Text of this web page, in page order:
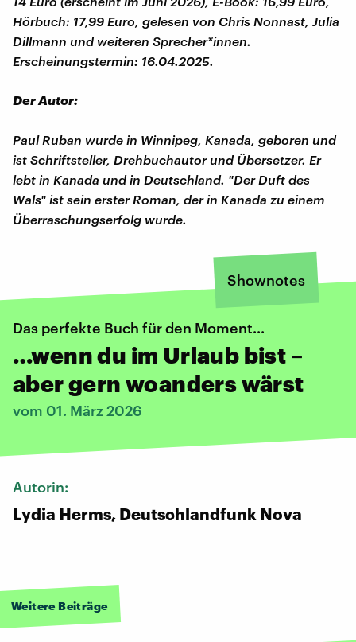
Hörbuch: 17,99 Euro, gelesen von Chris Nonnast, Julia
Dillmann und weiteren Sprecher*innen.
Erscheinungstermin: 16.04.2025.
Der Autor:
Paul Ruban wurde in Winnipeg, Kanada, geboren und
ist Schriftsteller, Drehbuchautor und Übersetzer. Er
lebt in Kanada und in Deutschland. "Der Duft des
Wals" ist sein erster Roman, der in Kanada zu einem
Überraschungserfolg wurde.
Shownotes
Das perfekte Buch für den Moment...
…wenn du im Urlaub bist –
aber gern woanders wärst
vom 01. März 2026
Autorin:
Lydia Herms, Deutschlandfunk Nova
Weitere Beiträge